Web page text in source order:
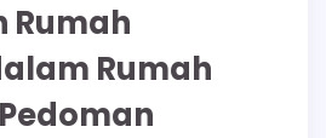
Rumah
Rumah